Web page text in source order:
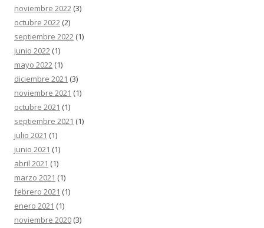
noviembre 2022 (3)
octubre 2022 (2)
septiembre 2022 (1)
junio 2022 (1)
mayo 2022 (1)
diciembre 2021 (3)
noviembre 2021 (1)
octubre 2021 (1)
septiembre 2021 (1)
julio 2021 (1)
junio 2021 (1)
abril 2021 (1)
marzo 2021 (1)
febrero 2021 (1)
enero 2021 (1)
noviembre 2020 (3)